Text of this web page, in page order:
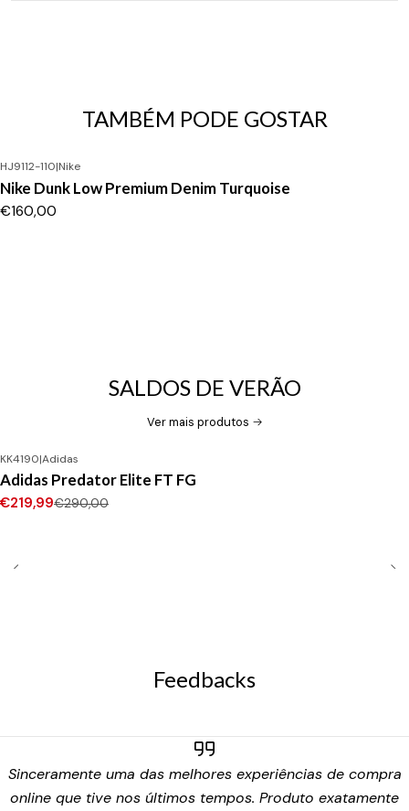
TAMBÉM PODE GOSTAR
HJ9112-110|Nike
Nike Dunk Low Premium Denim Turquoise
€160,00
SALDOS DE VERÃO
Ver mais produtos
-24%DESCONTO
Novo
KK4190|Adidas
Adidas Predator Elite FT FG
€219,99€290,00
Feedbacks
Sinceramente uma das melhores experiências de compra
online que tive nos últimos tempos. Produto exatamente